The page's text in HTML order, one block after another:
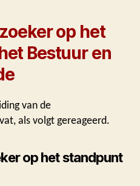
op het
Bestuur en
van de
als volgt gereageerd.
op het standpunt